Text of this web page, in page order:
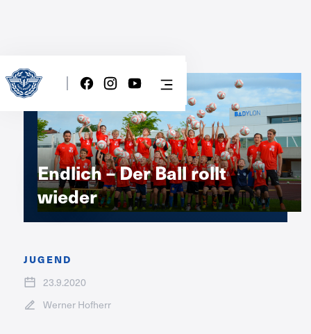
Endlich – Der Ball rollt
wieder
JUGEND
23.9.2020
Werner Hofherr